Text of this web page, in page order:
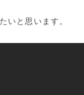
いと思います。